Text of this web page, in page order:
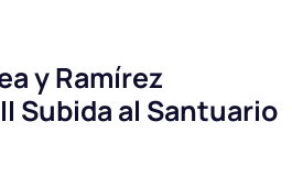
y Ramírez
Subida al Santuario